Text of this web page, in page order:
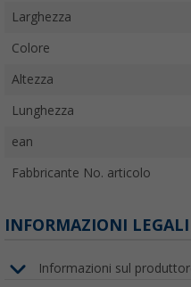
Larghezza
Colore
Altezza
Lunghezza
ean
Fabbricante No. articolo
INFORMAZIONI LEGALI
Informazioni sul